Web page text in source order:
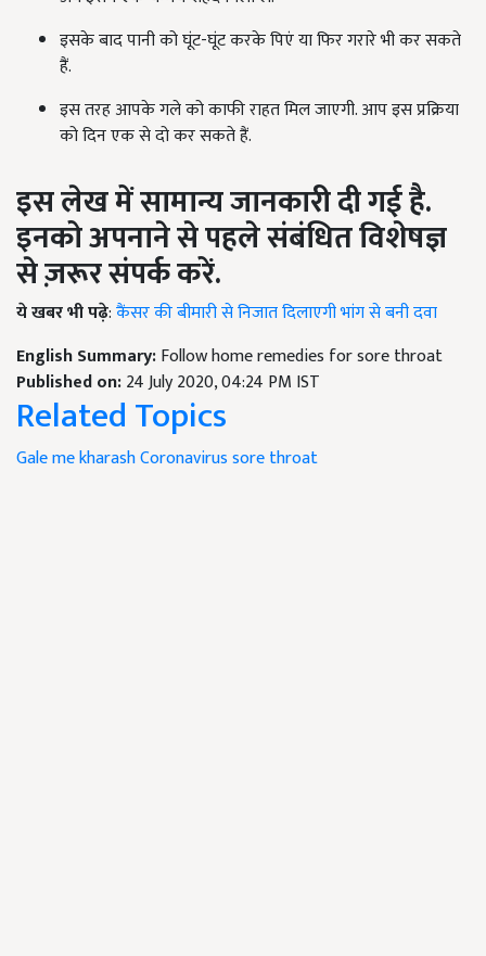
इसके बाद पानी को घूंट-घूंट करके पिएं या फिर गरारे भी कर सकते
हैं.
इस तरह आपके गले को काफी राहत मिल जाएगी. आप इस प्रक्रिया
को दिन एक से दो कर सकते हैं.
इस लेख में सामान्य जानकारी दी गई है.
इनको अपनाने से पहले संबंधित विशेषज्ञ
से ज़रूर संपर्क करें.
ये खबर भी पढ़े:कैंसर की बीमारी से निजात दिलाएगी भांग से बनी दवा
English Summary:Follow home remedies for sore throat
Published on:24 July 2020, 04:24 PM IST
Related Topics
Gale me kharashCoronavirussore throat